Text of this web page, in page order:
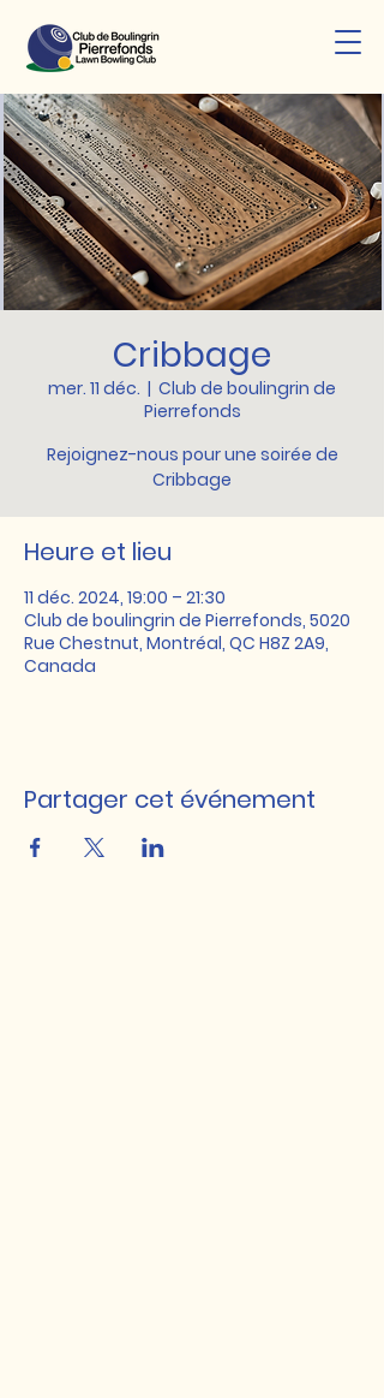
Cribbage
mer. 11 déc.
  |
Club de boulingrin de
Pierrefonds
Rejoignez-nous pour une soirée de
Cribbage
Heure et lieu
11 déc. 2024, 19:00 – 21:30
Club de boulingrin de Pierrefonds, 5020
Rue Chestnut, Montréal, QC H8Z 2A9,
Canada
Partager cet événement